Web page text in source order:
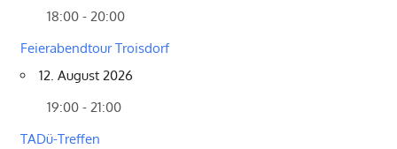
18:00 - 20:00
Feierabendtour Troisdorf
12. August 2026
19:00 - 21:00
TADü-Treffen